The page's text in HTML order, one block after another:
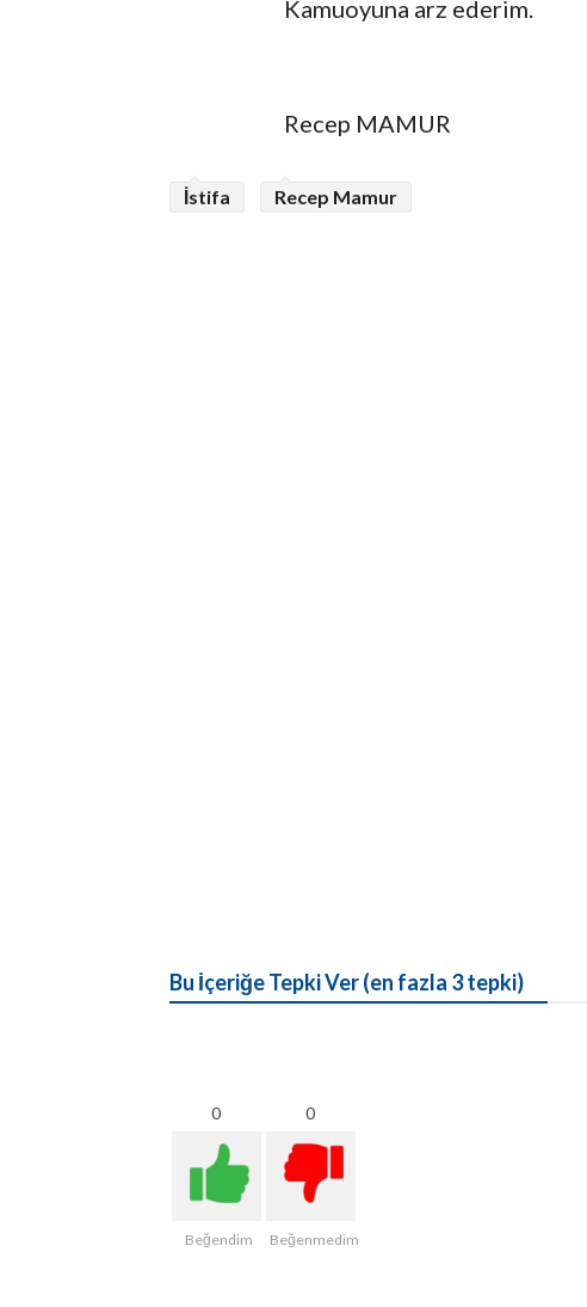
Kamuoyuna arz ederim.
Recep MAMUR
İstifa Recep Mamur
Bu İçeriğe Tepki Ver (en fazla 3 tepki)
0
Beğendim
0
Beğenmedim